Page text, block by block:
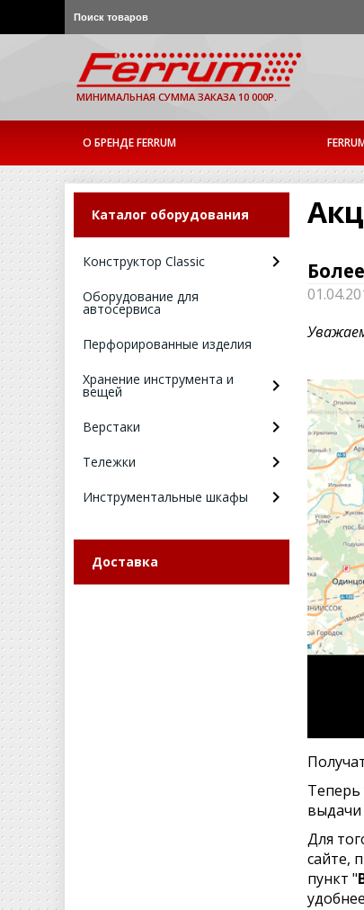
МИНИМАЛЬНАЯ СУММА ЗАКАЗА 10 000Р.
О БРЕНДЕ FERRUM
Каталог оборудования
Конструктор Classic
Оборудование для
автосервиса
Перфорированные изделия
Хранение инструмента и
вещей
Верстаки
Тележки
Инструментальные шкафы
Доставка
Теперь
Для
сайте,
пункт "